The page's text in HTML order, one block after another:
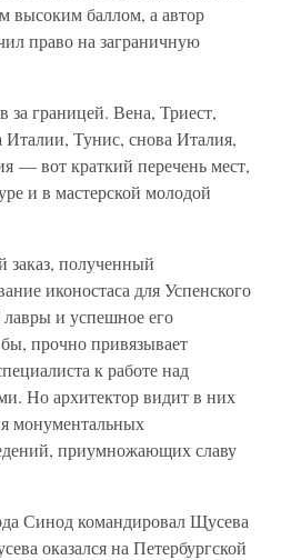
высоким баллом, а автор
право на заграничную
границей. Вена, Триест,
Италии, Тунис, снова Италия,
— вот краткий перечень мест,
и в мастерской молодой
заказ, полученный
иконостаса для Успенского
и успешное его
прочно привязывает
к работе над
Но архитектор видит в них
монументальных
приумножающих славу
Синод командировал Щусева
оказался на Петербургской